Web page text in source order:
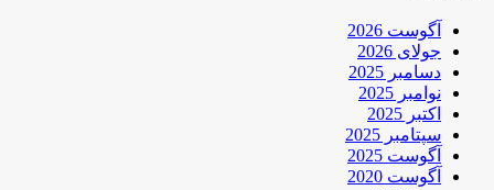
آگوست 2026
جولای 2026
دسامبر 2025
نوامبر 2025
اکتبر 2025
سپتامبر 2025
آگوست 2025
آگوست 2020